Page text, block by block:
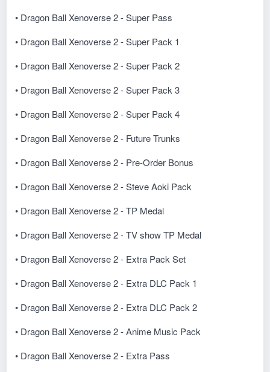
• Dragon Ball Xenoverse 2 - Super Pass
• Dragon Ball Xenoverse 2 - Super Pack 1
• Dragon Ball Xenoverse 2 - Super Pack 2
• Dragon Ball Xenoverse 2 - Super Pack 3
• Dragon Ball Xenoverse 2 - Super Pack 4
• Dragon Ball Xenoverse 2 - Future Trunks
• Dragon Ball Xenoverse 2 - Pre-Order Bonus
• Dragon Ball Xenoverse 2 - Steve Aoki Pack
• Dragon Ball Xenoverse 2 - TP Medal
• Dragon Ball Xenoverse 2 - TV show TP Medal
• Dragon Ball Xenoverse 2 - Extra Pack Set
• Dragon Ball Xenoverse 2 - Extra DLC Pack 1
• Dragon Ball Xenoverse 2 - Extra DLC Pack 2
• Dragon Ball Xenoverse 2 - Anime Music Pack
• Dragon Ball Xenoverse 2 - Extra Pass